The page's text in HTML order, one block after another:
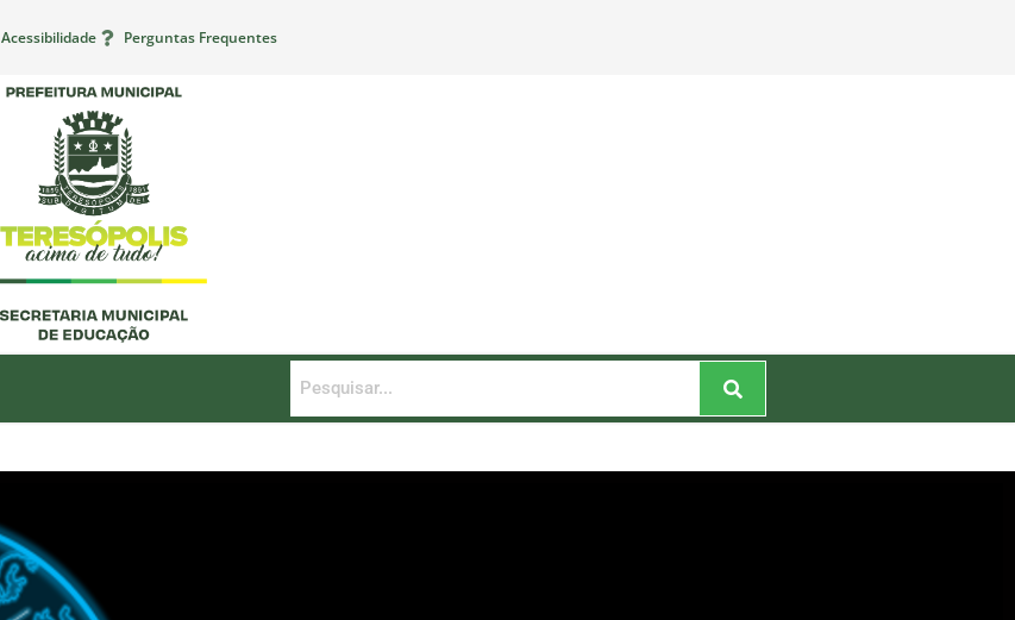
Acessibilidade Perguntas Frequentes